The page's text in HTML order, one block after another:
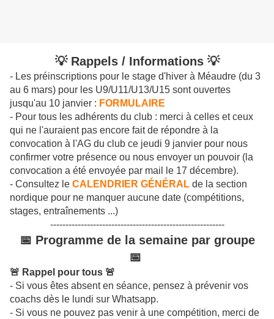
💡 Rappels / Informations 💡
- Les préinscriptions pour le stage d'hiver à Méaudre (du 3
au 6 mars) pour les U9/U11/U13/U15 sont ouvertes
jusqu'au 10 janvier : FORMULAIRE
- Pour tous les adhérents du club : merci à celles et ceux
qui ne l'auraient pas encore fait de répondre à la
convocation à l'AG du club ce jeudi 9 janvier pour nous
confirmer votre présence ou nous envoyer un pouvoir (la
convocation a été envoyée par mail le 17 décembre).
- Consultez le CALENDRIER GÉNÉRAL de la section
nordique pour ne manquer aucune date (compétitions,
stages, entraînements ...)
---------------------------------------------------------
📅 Programme de la semaine par groupe
📅
🚨 Rappel pour tous 🚨
- Si vous êtes absent en séance, pensez à prévenir vos
coachs dès le lundi sur Whatsapp.
- Si vous ne pouvez pas venir à une compétition, merci de